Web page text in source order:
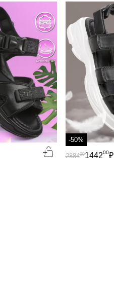
-50%
144200₽
288400